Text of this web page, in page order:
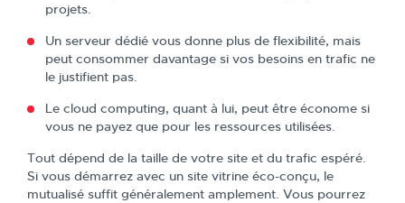
projets.
Un serveur dédié vous donne plus de flexibilité, mais
peut consommer davantage si vos besoins en trafic ne
le justifient pas.
Le cloud computing, quant à lui, peut être économe si
vous ne payez que pour les ressources utilisées.
Tout dépend de la taille de votre site et du trafic espéré.
Si vous démarrez avec un site vitrine éco-conçu, le
mutualisé suffit généralement amplement. Vous pourrez